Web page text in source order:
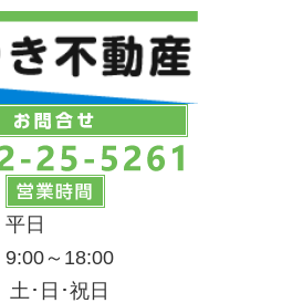
平日
9:00～18:00
土･日･祝日